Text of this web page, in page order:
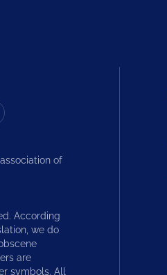
of
According
we do
are
symbols. All